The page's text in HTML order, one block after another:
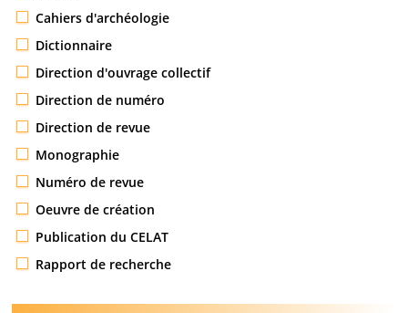
Cahiers d'archéologie
Dictionnaire
Direction d'ouvrage collectif
Direction de numéro
Direction de revue
Monographie
Numéro de revue
Oeuvre de création
Publication du CELAT
Rapport de recherche